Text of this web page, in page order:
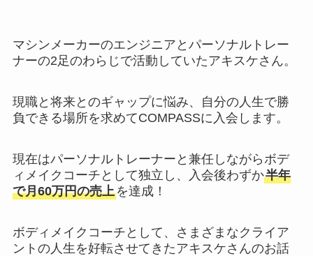
マシンメーカーのエンジニアとパーソナルトレー
ナーの2足のわらじで活動していたアキスケさん。
現職と将来とのギャップに悩み、自分の人生で勝
負できる場所を求めてCOMPASSに入会します。
現在はパーソナルトレーナーと兼任しながらボデ
ィメイクコーチとして独立し、入会後わずか半年
で月60万円の売上を達成！
ボディメイクコーチとして、さまざまなクライア
ントの人生を好転させてきたアキスケさんのお話